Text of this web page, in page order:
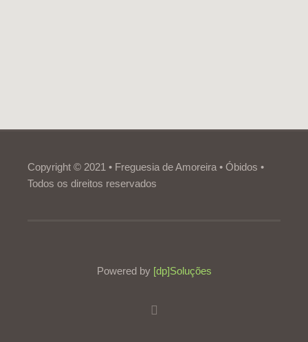
Copyright © 2021 • Freguesia de Amoreira • Óbidos •
Todos os direitos reservados
Powered by [dp]Soluções